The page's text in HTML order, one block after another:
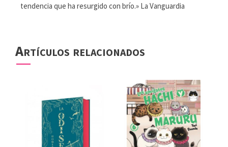
tendencia que ha resurgido con brío.» La Vanguardia
Artículos relacionados